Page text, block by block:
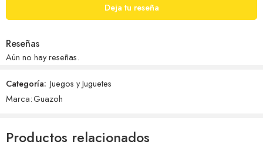
Deja tu reseña
Reseñas
Aún no hay reseñas.
Categoría: Juegos y Juguetes
Marca:Guazoh
Productos relacionados